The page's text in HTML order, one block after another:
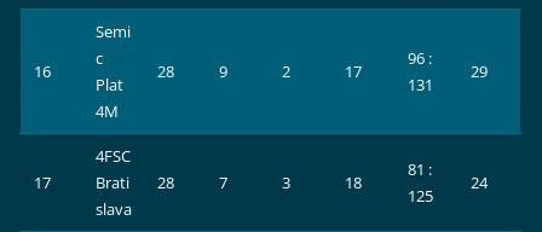
16
Semi
c
Plat
4M
28 9 2 17
96 :
131
29
17
4FSC
Brati
slava
28 7 3 18
81 :
125
24